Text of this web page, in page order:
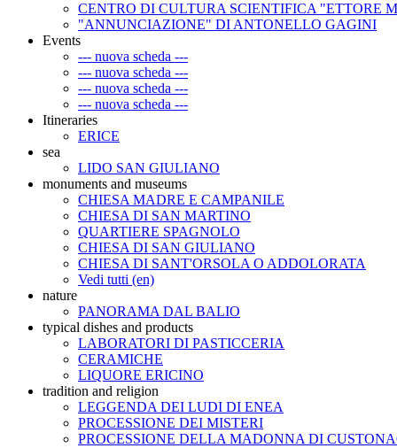
CENTRO DI CULTURA SCIENTIFICA "ETTORE
"ANNUNCIAZIONE" DI ANTONELLO GAGINI
Events
--- nuova scheda ---
--- nuova scheda ---
--- nuova scheda ---
--- nuova scheda ---
Itineraries
ERICE
sea
LIDO SAN GIULIANO
monuments and museums
CHIESA MADRE E CAMPANILE
CHIESA DI SAN MARTINO
QUARTIERE SPAGNOLO
CHIESA DI SAN GIULIANO
CHIESA DI SANT'ORSOLA O ADDOLORATA
Vedi tutti (en)
nature
PANORAMA DAL BALIO
typical dishes and products
LABORATORI DI PASTICCERIA
CERAMICHE
LIQUORE ERICINO
tradition and religion
LEGGENDA DEI LUDI DI ENEA
PROCESSIONE DEI MISTERI
PROCESSIONE DELLA MADONNA DI